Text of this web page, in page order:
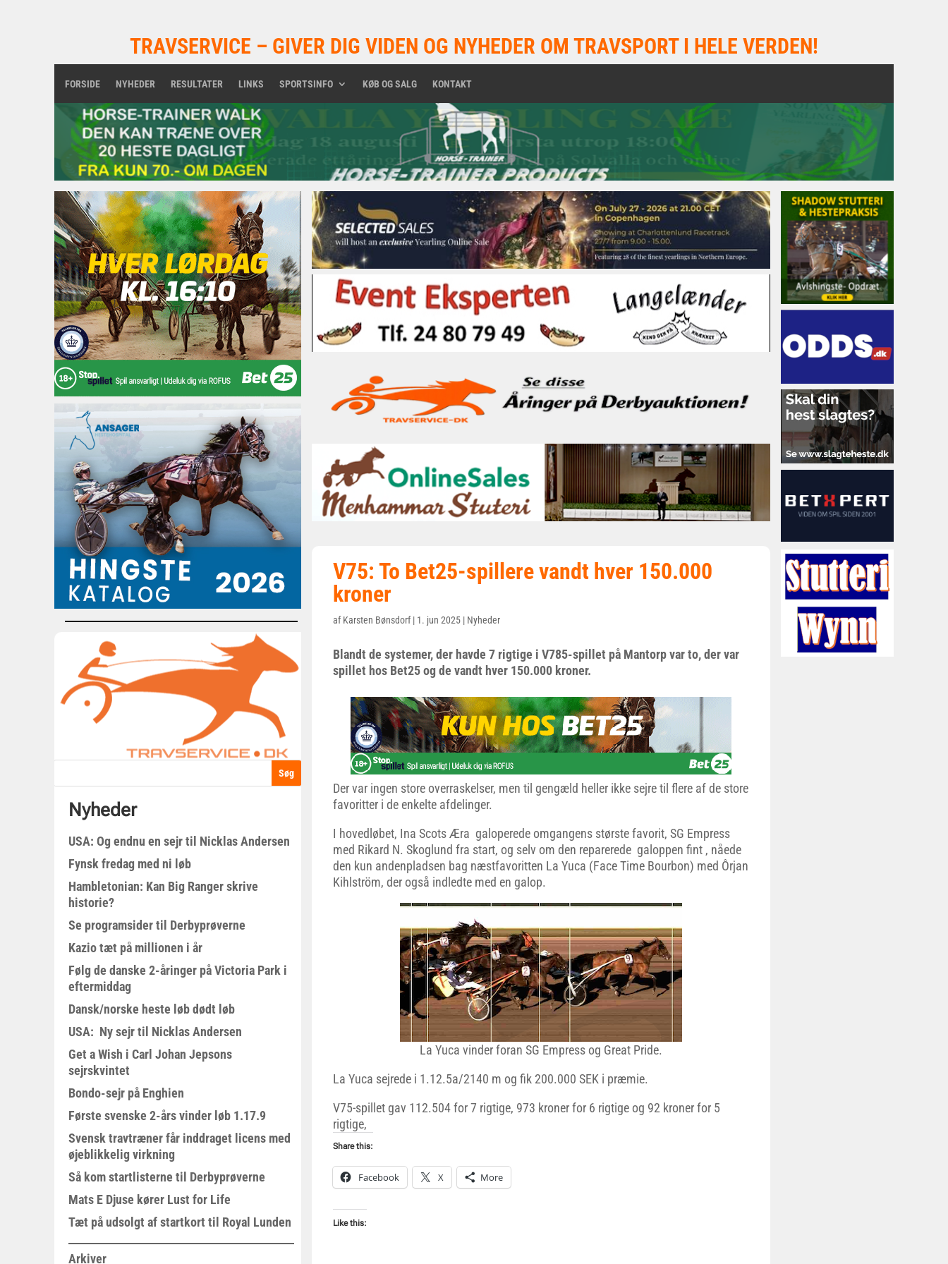
TRAVSERVICE – GIVER DIG VIDEN OG NYHEDER OM TRAVSPORT I HELE VERDEN!
FORSIDE NYHEDER RESULTATER LINKS SPORTSINFO KØB OG SALG KONTAKT
Nyheder
USA: Og endnu en sejr til Nicklas Andersen
Fynsk fredag med ni løb
Hambletonian: Kan Big Ranger skrive
historie?
Se programsider til Derbyprøverne
Kazio tæt på millionen i år
Følg de danske 2-åringer på Victoria Park i
eftermiddag
Dansk/norske heste løb dødt løb
USA: Ny sejr til Nicklas Andersen
Get a Wish i Carl Johan Jepsons
sejrskvintet
Bondo-sejr på Enghien
Første svenske 2-års vinder løb 1.17.9
Svensk travtræner får inddraget licens med
øjeblikkelig virkning
Så kom startlisterne til Derbyprøverne
Mats E Djuse kører Lust for Life
Tæt på udsolgt af startkort til Royal Lunden
Arkiver
V75: To Bet25-spillere vandt hver 150.000
kroner
afKarsten Bønsdorf| 1. jun 2025 | Nyheder
Blandt de systemer, der havde 7 rigtige i V785-spillet på Mantorp var to, der var
spillet hos Bet25 og de vandt hver 150.000 kroner.
Der var ingen store overraskelser, men til gengæld heller ikke sejre til flere af de store
favoritter i de enkelte afdelinger.
I hovedløbet, Ina Scots Æra galoperede omgangens største favorit, SG Empress
med Rikard N. Skoglund fra start, og selv om den reparerede galoppen fint , nåede
den kun andenpladsen bag næstfavoritten La Yuca (Face Time Bourbon) med Ôrjan
Kihlström, der også indledte med en galop.
La Yuca vinder foran SG Empress og Great Pride.
La Yuca sejrede i 1.12.5a/2140 m og fik 200.000 SEK i præmie.
V75-spillet gav 112.504 for 7 rigtige, 973 kroner for 6 rigtige og 92 kroner for 5
rigtige,
Share this:
Facebook X More
Like this: